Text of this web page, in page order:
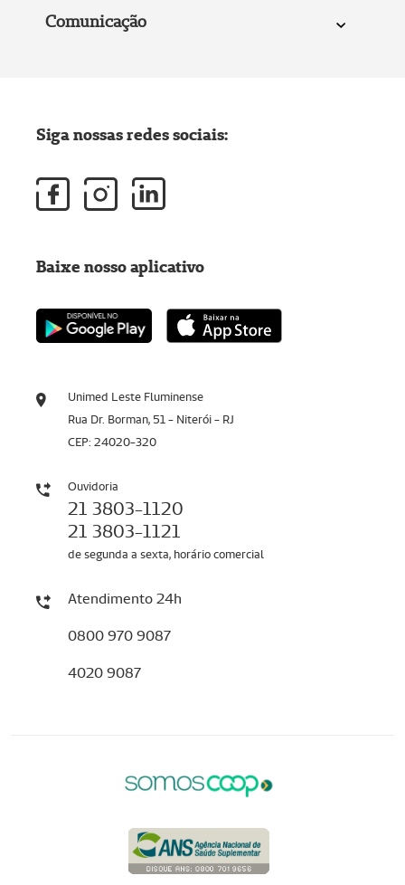
Comunicação
Unimed Leste Fluminense
Rua Dr. Borman, 51 - Niterói - RJ
CEP: 24020-320
Ouvidoria
21 3803-1120
21 3803-1121
de segunda a sexta, horário comercial
Atendimento 24h
0800 970 9087
4020 9087
Siga nossas redes sociais:
Baixe nosso aplicativo